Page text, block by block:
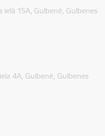
15A, Gulbenē, Gulbenes
4A, Gulbenē, Gulbenes